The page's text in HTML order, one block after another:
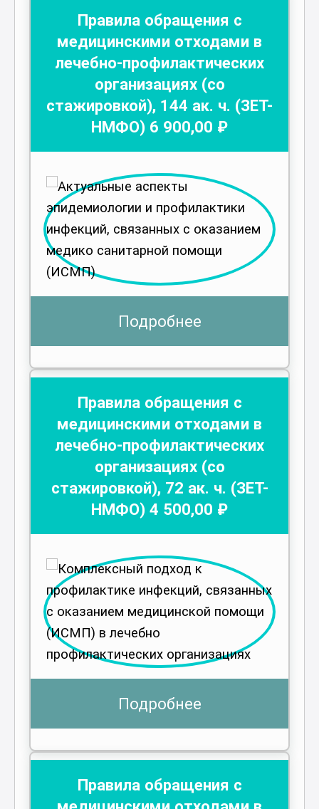
Правила обращения с
медицинскими отходами в
лечебно-профилактических
организациях (со
стажировкой), 144 ак. ч. (ЗЕТ-
НМФО) 6 900,00 ₽
Подробнее
Правила обращения с
медицинскими отходами в
лечебно-профилактических
организациях (со
стажировкой), 72 ак. ч. (ЗЕТ-
НМФО) 4 500,00 ₽
Подробнее
Правила обращения с